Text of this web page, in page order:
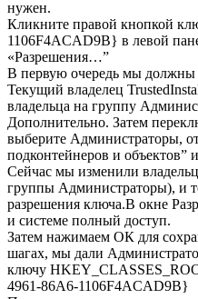
нужен.
Кликните правой кнопкой
1106F4ACAD9B} в левой
«Разрешения…”
В первую очередь мы должны
Текущий владелец
владельца на группу
Дополнительно. Затем
выберите Администраторы,
подконтейнеров и объектов”
Сейчас мы изменили
группы Администраторы), и
разрешения ключа.В окне
и системе полный доступ.
Затем нажимаем ОК для
шагах, мы дали
ключу
4961-86A6-1106F4ACAD9B}